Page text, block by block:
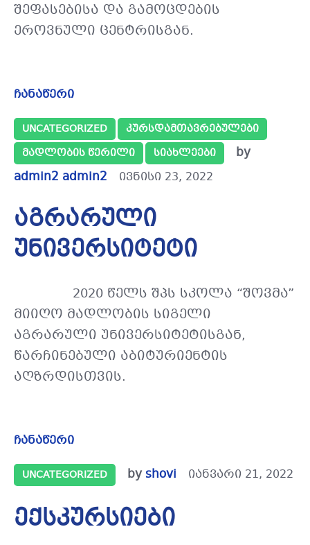
შეფასებისა და გამოცდების
ეროვნული ცენტრისგან.
ჩანაწერი
UNCATEGORIZED
ᲙᲣᲠᲡᲓᲐᲛᲗᲐᲕᲠᲔᲑᲣᲚᲔᲑᲘ
ᲛᲐᲓᲚᲝᲑᲘᲡ ᲬᲔᲠᲘᲚᲘ
ᲡᲘᲐᲮᲚᲔᲔᲑᲘ
by
admin2 admin2
ივნისი 23, 2022
აგრარული
უნივერსიტეტი
2020 წელს შპს სკოლა “შოვმა”
მიიღო მადლობის სიგელი
აგრარული უნივერსიტეტისგან,
წარჩინებული აბიტურიენტის
აღზრდისთვის.
ჩანაწერი
UNCATEGORIZED byshovi იანვარი 21, 2022
ექსკურსიები